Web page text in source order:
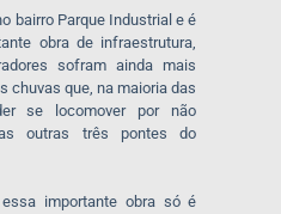
bairro Parque Industrial e é
obra de infraestrutura,
sofram ainda mais
chuvas que, na maioria das
se locomover por não
outras três pontes do
importante obra só é